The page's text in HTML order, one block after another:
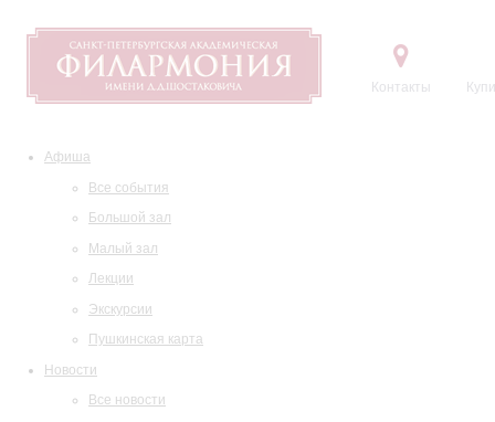
Контакты
Афиша
Все события
Большой зал
Малый зал
Лекции
Экскурсии
Пушкинская карта
Новости
Все новости